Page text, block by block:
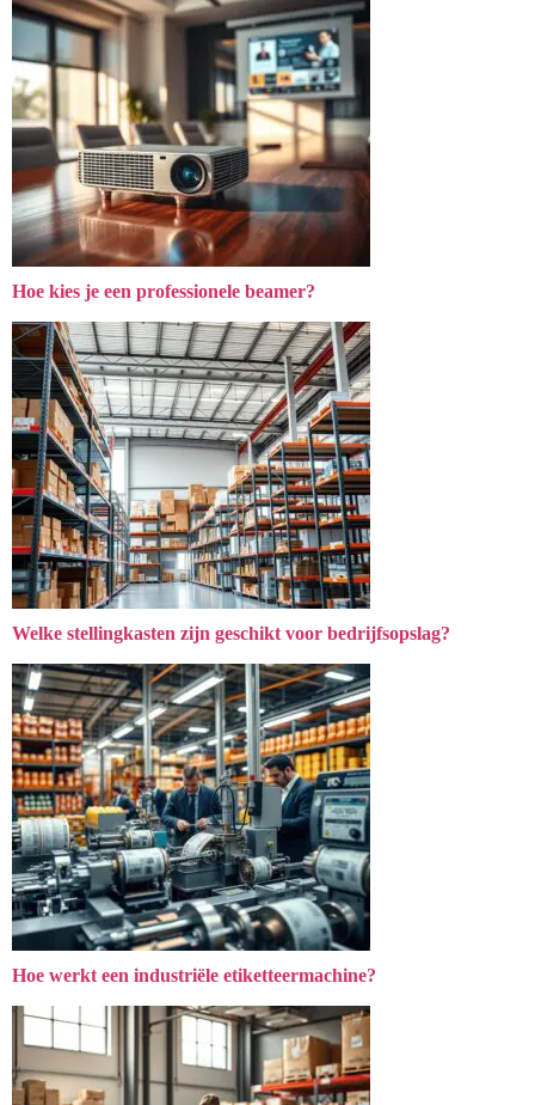
Hoe kies je een professionele beamer?
Welke stellingkasten zijn geschikt voor bedrijfsopslag?
Hoe werkt een industriële etiketteermachine?